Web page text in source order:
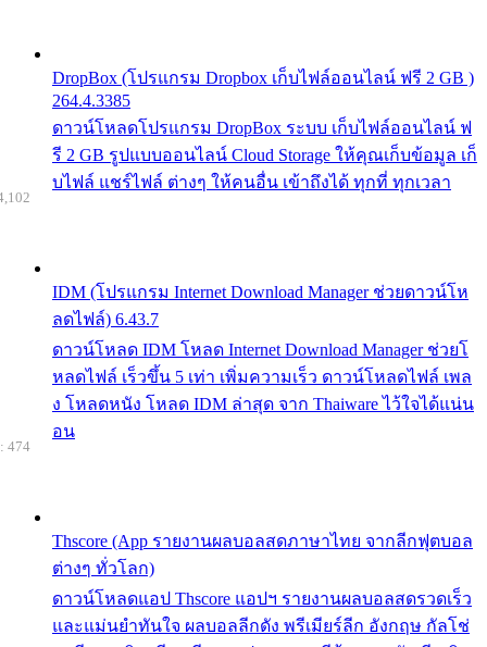
DropBox (โปรแกรม Dropbox เก็บไฟล์ออนไลน์ ฟรี 2 GB )
264.4.3385
ดาวน์โหลดโปรแกรม DropBox ระบบ เก็บไฟล์ออนไลน์ ฟ
รี 2 GB รูปแบบออนไลน์ Cloud Storage ให้คุณเก็บข้อมูล เก็
บไฟล์ แชร์ไฟล์ ต่างๆ ให้คนอื่น เข้าถึงได้ ทุกที่ ทุกเวลา
IDM (โปรแกรม Internet Download Manager ช่วยดาวน์โห
ลดไฟล์) 6.43.7
ดาวน์โหลด IDM โหลด Internet Download Manager ช่วยโ
หลดไฟล์ เร็วขึ้น 5 เท่า เพิ่มความเร็ว ดาวน์โหลดไฟล์ เพล
ง โหลดหนัง โหลด IDM ล่าสุด จาก Thaiware ไว้ใจได้แน่น
อน
Thscore (App รายงานผลบอลสดภาษาไทย จากลีกฟุตบอล
ต่างๆ ทั่วโลก)
ดาวน์โหลดแอป Thscore แอปฯ รายงานผลบอลสดรวดเร็ว
และแม่นยำทันใจ ผลบอลลีกดัง พรีเมียร์ลีก อังกฤษ กัลโช่
474